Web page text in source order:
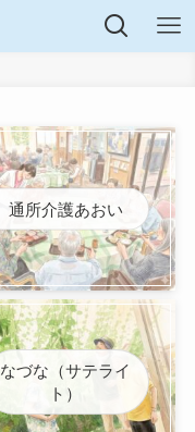
通所介護あおい
なづな（サテライ
ト）